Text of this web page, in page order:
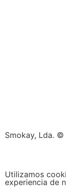
Smokay, Lda.
Utilizamos
experiencia de